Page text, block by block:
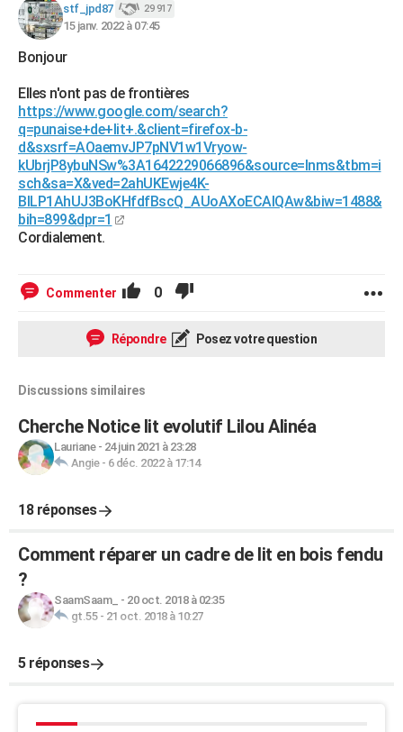
stf_jpd87 29 917
15 janv. 2022 à 07:45
Bonjour
Elles n'ont pas de frontières
https://www.google.com/search?
q=punaise+de+lit+.&client=firefox-b-
d&sxsrf=AOaemvJP7pNV1w1Vryow-
kUbrjP8ybuNSw%3A1642229066896&source=lnms&tbm=i
sch&sa=X&ved=2ahUKEwje4K-
BlLP1AhUJ3BoKHfdfBscQ_AUoAXoECAIQAw&biw=1488&
bih=899&dpr=1
Cordialement.
Commenter 0
Répondre Posez votre question
Discussions similaires
Cherche Notice lit evolutif Lilou Alinéa
Lauriane- 24 juin 2021 à 23:28
Angie- 6 déc. 2022 à 17:14
18 réponses
Comment réparer un cadre de lit en bois fendu
?
SaamSaam_ - 20 oct. 2018 à 02:35
gt.55- 21 oct. 2018 à 10:27
5 réponses